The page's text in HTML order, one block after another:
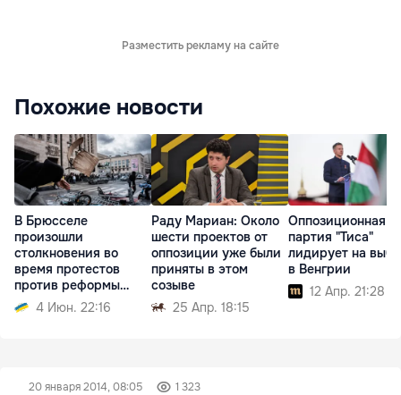
Разместить рекламу на сайте
Похожие новости
В Брюсселе
произошли
столкновения во
время протестов
против реформы
образования
4 Июн. 22:16
Раду Мариан: Около
шести проектов от
оппозиции уже были
приняты в этом
созыве
25 Апр. 18:15
Оппозиционная
партия "Тиса"
лидирует на
в Венгрии
12 Апр. 21:28
20 января 2014, 08:05 1 323